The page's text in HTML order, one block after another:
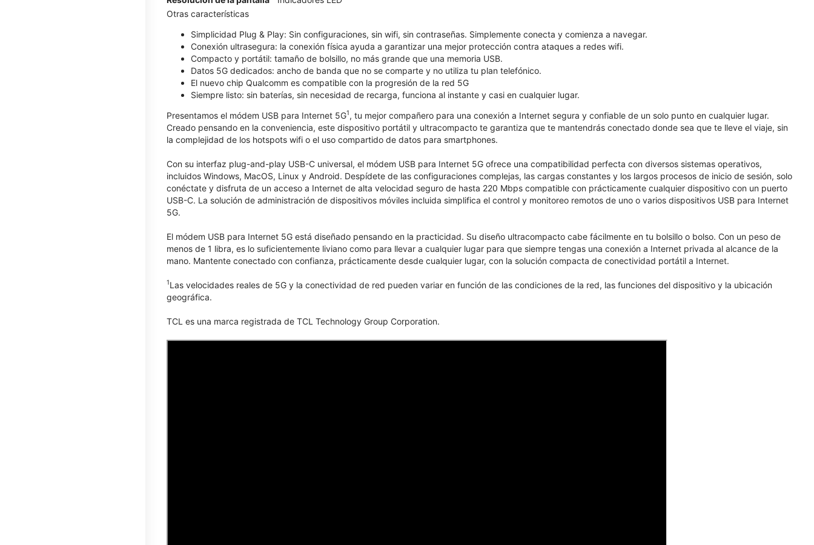
Otras características
Simplicidad Plug & Play: Sin configuraciones, sin wifi, sin contraseñas. Simplemente conecta y comienza a navegar.
Conexión ultrasegura: la conexión física ayuda a garantizar una mejor protección contra ataques a redes wifi.
Compacto y portátil: tamaño de bolsillo, no más grande que una memoria USB.
Datos 5G dedicados: ancho de banda que no se comparte y no utiliza tu plan telefónico.
El nuevo chip Qualcomm es compatible con la progresión de la red 5G
Siempre listo: sin baterías, sin necesidad de recarga, funciona al instante y casi en cualquier lugar.
Presentamos el módem USB para Internet 5G1, tu mejor compañero para una conexión a Internet segura y confiable de un solo punto en cualquier lugar.
Creado pensando en la conveniencia, este dispositivo portátil y ultracompacto te garantiza que te mantendrás conectado donde sea que te lleve el viaje, sin
la complejidad de los hotspots wifi o el uso compartido de datos para smartphones.
Con su interfaz plug-and-play USB-C universal, el módem USB para Internet 5G ofrece una compatibilidad perfecta con diversos sistemas operativos,
incluidos Windows, MacOS, Linux y Android. Despídete de las configuraciones complejas, las cargas constantes y los largos procesos de inicio de sesión, solo
conéctate y disfruta de un acceso a Internet de alta velocidad seguro de hasta 220 Mbps compatible con prácticamente cualquier dispositivo con un puerto
USB-C. La solución de administración de dispositivos móviles incluida simplifica el control y monitoreo remotos de uno o varios dispositivos USB para Internet
5G.
El módem USB para Internet 5G está diseñado pensando en la practicidad. Su diseño ultracompacto cabe fácilmente en tu bolsillo o bolso. Con un peso de
menos de 1 libra, es lo suficientemente liviano como para llevar a cualquier lugar para que siempre tengas una conexión a Internet privada al alcance de la
mano. Mantente conectado con confianza, prácticamente desde cualquier lugar, con la solución compacta de conectividad portátil a Internet.
1Las velocidades reales de 5G y la conectividad de red pueden variar en función de las condiciones de la red, las funciones del dispositivo y la ubicación
geográfica.
TCL​​​​​​​ es una marca registrada de TCL Technology Group Corporation.